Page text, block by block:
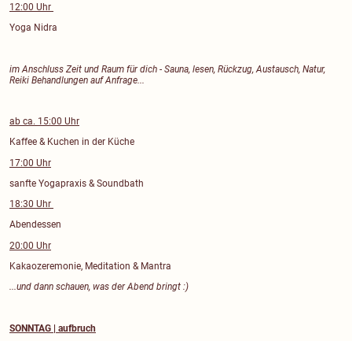
12:00 Uhr
Yoga Nidra
im Anschluss Zeit und Raum für dich - Sauna, lesen, Rückzug, Austausch, Natur,
Reiki Behandlungen auf Anfrage...
ab ca. 15:00 Uhr
Kaffee & Kuchen in der Küche
17:00 Uhr
sanfte Yogapraxis & Soundbath
18:30 Uhr
Abendessen
20:00 Uhr
Kakaozeremonie, Meditation & Mantra
...und dann schauen, was der Abend bringt :)
SONNTAG | aufbruch